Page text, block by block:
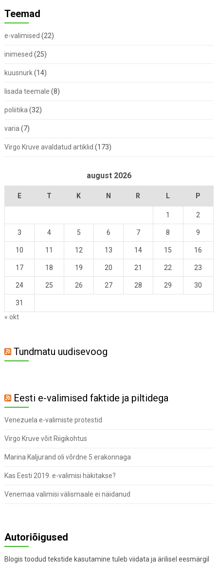
Teemad
e-valimised (22)
inimesed (25)
kuusnurk(14)
lisada teemale (8)
poliitika (32)
varia (7)
Virgo Kruve avaldatud artiklid (173)
august 2026
E T K N R L P
1 2
3 4 5 6 7 8 9
10 11 12 13 14 15 16
17 18 19 20 21 22 23
24 25 26 27 28 29 30
31
« okt
Tundmatu uudisevoog
Eesti e-valimised faktide ja piltidega
Venezuela e-valimiste protestid
Virgo Kruve võit Riigikohtus
Marina Kaljurand oli võrdne 5 erakonnaga
Kas Eesti 2019. e-valimisi häkitakse?
Venemaa valimisi välismaale ei näidanud
Autoriõigused
Blogis toodud tekstide kasutamine tuleb viidata ja ärilisel eesmärgil